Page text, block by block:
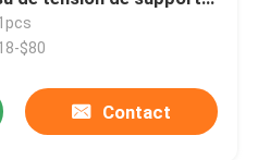
de salon commercial
$80
Contact